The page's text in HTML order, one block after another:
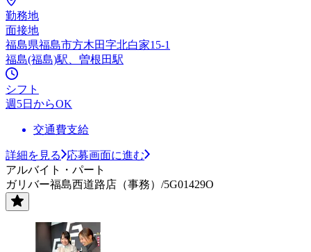
勤務地
面接地
福島県福島市方木田字北白家15-1
福島(福島)駅、曽根田駅
シフト
週5日からOK
交通費支給
詳細を見る
応募画面に進む
アルバイト・パート
ガリバー福島西道路店（事務）/5G01429O